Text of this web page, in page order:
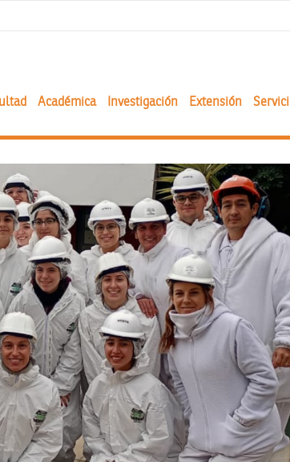
Académica Investigación Extensión